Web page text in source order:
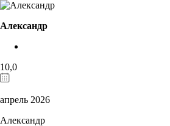
Александр
10,0
апрель 2026
Александр